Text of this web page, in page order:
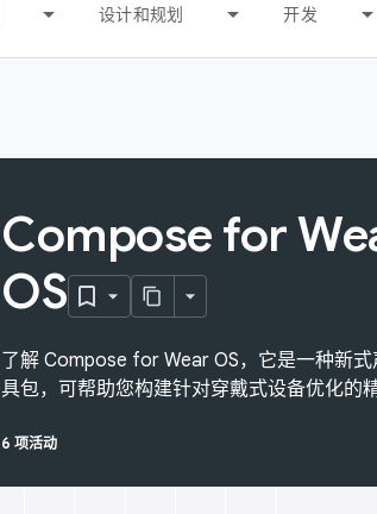
设计和规划 开发
Compose for
OS
了解 Compose for Wear OS，它是一种新
具包，可帮助您构建针对穿戴式设备优化的
6 项活动